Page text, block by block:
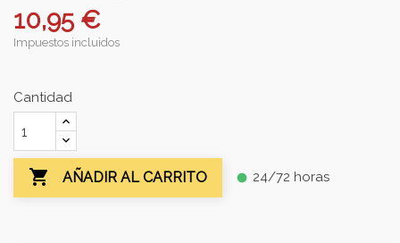
10,95 €
Impuestos incluidos
Cantidad
 AÑADIR AL CARRITO fiber_manual_record 24/72 horas